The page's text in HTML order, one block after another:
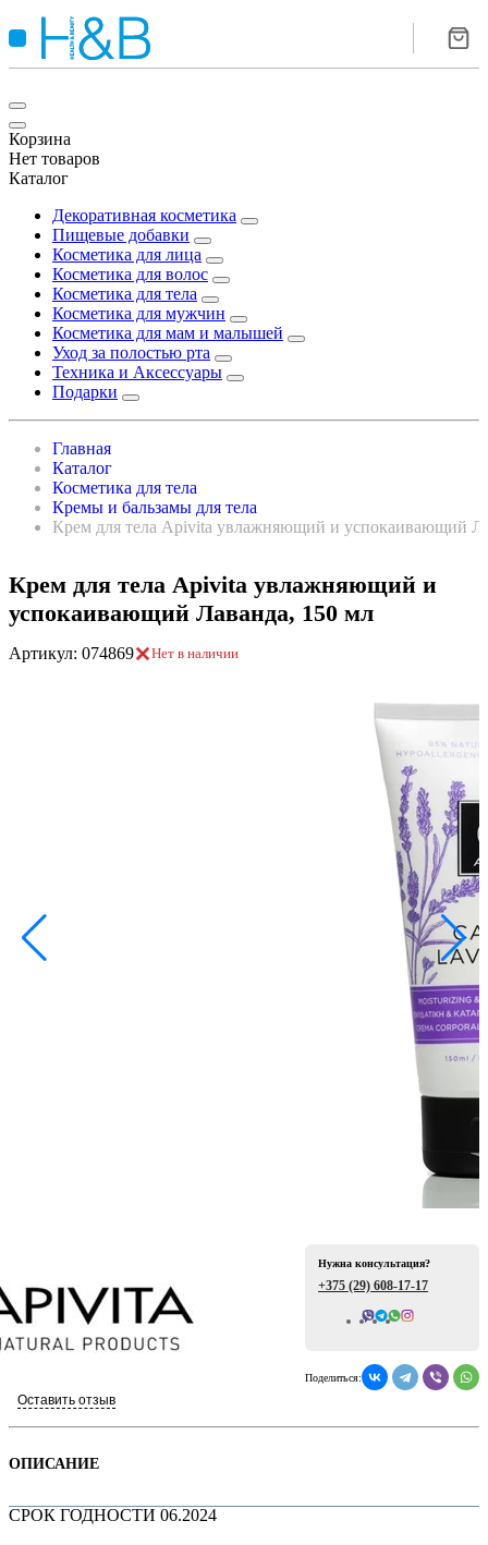
Корзина
Нет товаров
Каталог
Декоративная косметика
Пищевые добавки
Косметика для лица
Косметика для волос
Косметика для тела
Косметика для мужчин
Косметика для мам и малышей
Уход за полостью рта
Техника и Аксессуары
Подарки
Главная
Каталог
Косметика для тела
Кремы и бальзамы для тела
Крем для тела Apivita увлажняющий и успокаивающий
Крем для тела Apivita увлажняющий и
успокаивающий Лаванда, 150 мл
Артикул: 074869 Нет в наличии
Всего отзывов: 0
Оставить отзыв
Нужна консультация?
+375 (29) 608-17-17
Поделиться:
ОПИСАНИЕ
СРОК ГОДНОСТИ 06.2024